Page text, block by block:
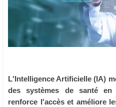
L'Intelligence Artificielle (IA)
des systèmes de santé en
renforce l'accès et améliore